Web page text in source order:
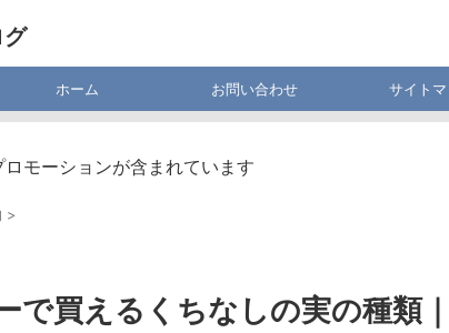
ホーム お問い合わせ サイト
モーションが含まれています
>
で買えるくちなしの実の種類